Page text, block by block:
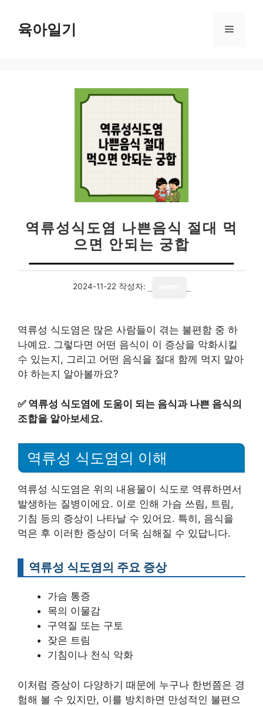
육아일기 메
역류성식도염 나쁜음식 절대 먹
으면 안되는 궁합
2024-11-22 작성자:
역류성 식도염은 많은 사람들이 겪는 불편함 중 하
나예요. 그렇다면 어떤 음식이 이 증상을 악화시킬
수 있는지, 그리고 어떤 음식을 절대 함께 먹지 말아
야 하는지 알아볼까요?
✅ 역류성 식도염에 도움이 되는 음식과 나쁜 음식의
조합을 알아보세요.
역류성 식도염의 이해
역류성 식도염은 위의 내용물이 식도로 역류하면서
발생하는 질병이에요. 이로 인해 가슴 쓰림, 트림,
기침 등의 증상이 나타날 수 있어요. 특히, 음식을
먹은 후 이러한 증상이 더욱 심해질 수 있답니다.
역류성 식도염의 주요 증상
가슴 통증
목의 이물감
구역질 또는 구토
잦은 트림
기침이나 천식 악화
이처럼 증상이 다양하기 때문에 누구나 한번쯤은 경
험해 볼 수 있지만, 이를 방치하면 만성적인 불편으